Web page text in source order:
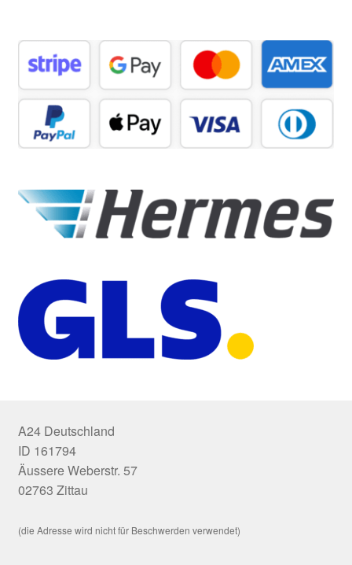
A24 Deutschland
ID 161794
Äussere Weberstr. 57
02763 Zittau
(die Adresse wird nicht für Beschwerden verwendet)